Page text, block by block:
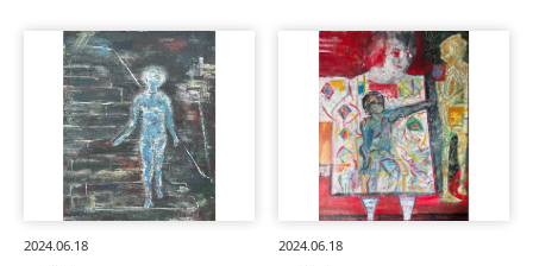
2024.06.18 2024.06.18